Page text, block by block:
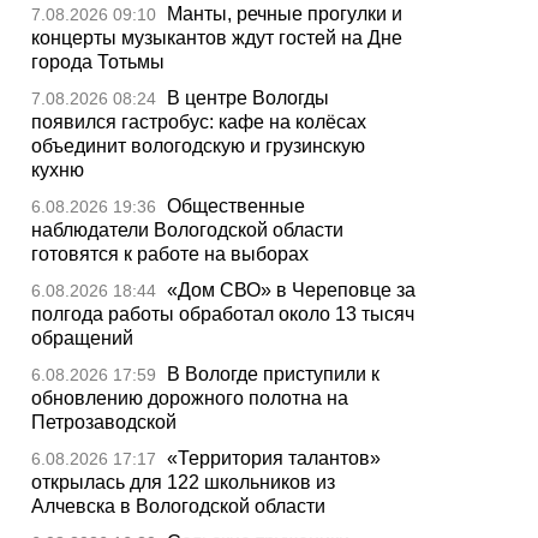
7.08.2026 09:10
Манты, речные прогулки и
концерты музыкантов ждут гостей на Дне
города Тотьмы
7.08.2026 08:24
В центре Вологды
появился гастробус: кафе на колёсах
объединит вологодскую и грузинскую
кухню
6.08.2026 19:36
Общественные
наблюдатели Вологодской области
готовятся к работе на выборах
6.08.2026 18:44 «Дом СВО» в Череповце за
полгода работы обработал около 13 тысяч
обращений
6.08.2026 17:59
В Вологде приступили к
обновлению дорожного полотна на
Петрозаводской
6.08.2026 17:17
«Территория талантов»
открылась для 122 школьников из
Алчевска в Вологодской области